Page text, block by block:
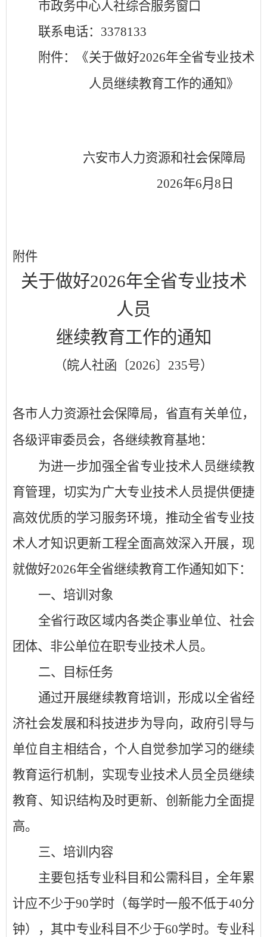
市政务中心人社综合服务窗口
联系电话： 3378133
附件：《关于做好2026年全省专业技术
人员继续教育工作的通知》
六安市人力资源和社会保障局
2026年6月 8 日
附件
关于做好2026年全省专业技术
人员
继续教育工作的通知
（皖人社函〔2026〕 235号）
各市人力资源社会保障局，省直有关单位，
各级评审委员会，各继续教育基地：
为进一步加强全省专业技术人员继续教
育管理，切实为广大专业技术人员提供便捷
高效优质的学习服务环境，推动全省专业技
术人才知识更新工程全面高效深入开展，现
就做好2026年全省继续教育工作通知如下：
一、培训对象
全省行政区域内各类企事业单位、社会
团体、非公单位在职专业技术人员。
二、目标任务
通过开展继续教育培训，形成以全省经
济社会发展和科技进步为导向，政府引导与
单位自主相结合，个人自觉参加学习的继续
教育运行机制，实现专业技术人员全员继续
教育、知识结构及时更新、创新能力全面提
高。
三、培训内容
主要包括专业科目和公需科目，全年累
计应不少于90学时（每学时一般不低于40分
钟），其中专业科目不少于60学时。专业科